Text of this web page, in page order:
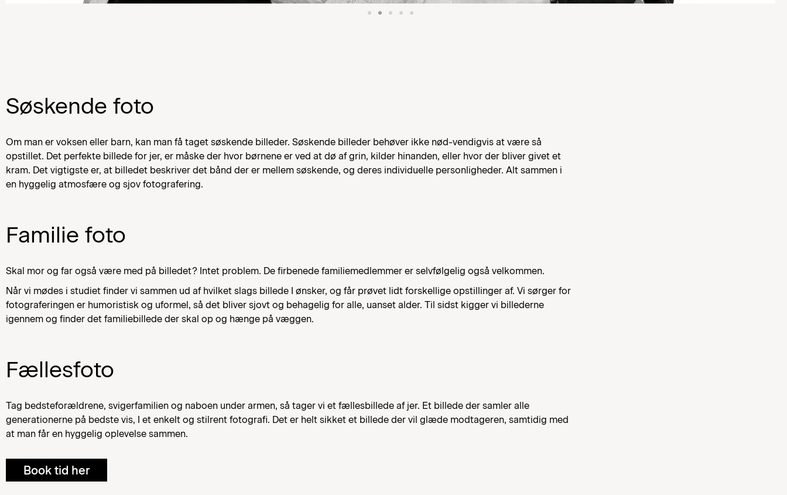
Søskende foto
Om man er voksen eller barn, kan man få taget søskende billeder. Søskende billeder behøver ikke nød-vendigvis at være så
opstillet. Det perfekte billede for jer, er måske der hvor børnene er ved at dø af grin, kilder hinanden, eller hvor der bliver givet et
kram. Det vigtigste er, at billedet beskriver det bånd der er mellem søskende, og deres individuelle personligheder. Alt sammen i
en hyggelig atmosfære og sjov fotografering.
Familie foto
Skal mor og far også være med på billedet? Intet problem. De firbenede familiemedlemmer er selvfølgelig også velkommen.
Når vi mødes i studiet finder vi sammen ud af hvilket slags billede I ønsker, og får prøvet lidt forskellige opstillinger af. Vi sørger for
fotograferingen er humoristisk og uformel, så det bliver sjovt og behagelig for alle, uanset alder. Til sidst kigger vi billederne
igennem og finder det familiebillede der skal op og hænge på væggen.
Fællesfoto
Tag bedsteforældrene, svigerfamilien og naboen under armen, så tager vi et fællesbillede af jer. Et billede der samler alle
generationerne på bedste vis, I et enkelt og stilrent fotografi. Det er helt sikket et billede der vil glæde modtageren, samtidig med
at man får en hyggelig oplevelse sammen.
Book tid her